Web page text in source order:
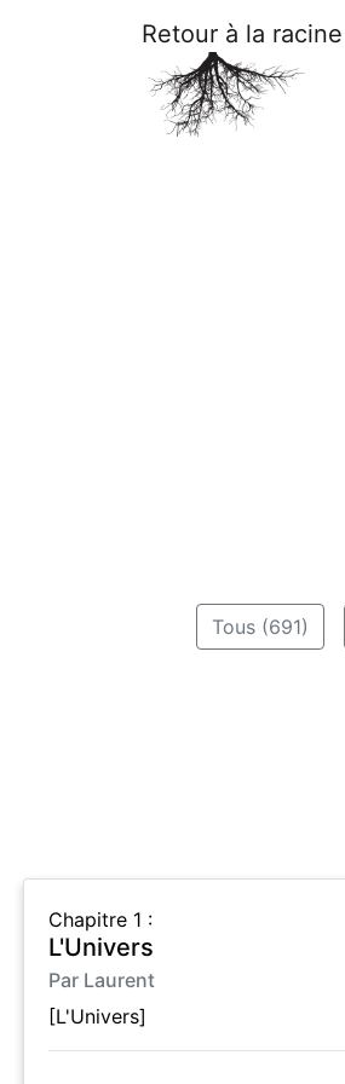
Retour à la racine
Tous (691)
Chapitre 1 :
L'Univers
Par Laurent
[L'Univers]